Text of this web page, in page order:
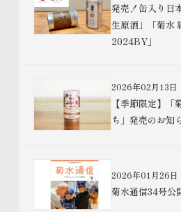
発売！缶入り日
生原酒」「菊水
2024BY」
2026年02月13日
【季節限定】「
ち」発売のお知
2026年01月26日
菊水通信34号公